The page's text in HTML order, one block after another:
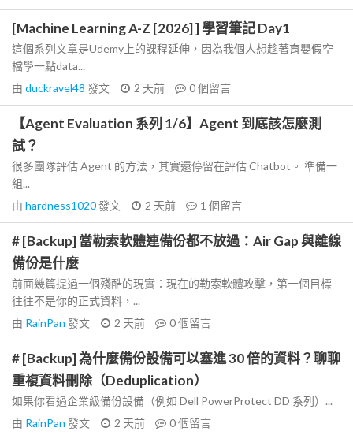
[Machine Learning A-Z [2026] ] 學習筆記 Day1
這個系列文章是Udemy上的課程延伸，因為我個人想趁著育嬰假空
檔學一點data...
由 duckravel48 發文 2 天前 0個留言
【Agent Evaluation 系列 1/6】Agent 到底該怎麼測
試？
很多團隊評估 Agent 的方法，其實還停留在評估 Chatbot。 準備一
組...
由 hardness1020發文 2 天前 1 個留言
# [Backup] 當勒索軟體連備份都不放過：Air Gap 與離線
備份是什麼
前面幾篇提過一個殘酷的現實：現在的勒索軟體攻擊，第一個目標
往往不是你的正式資料，...
由 RainPan 發文 2 天前 0個留言
# [Backup] 為什麼備份設備可以塞進 30 倍的資料？聊聊
重複資料刪除（Deduplication）
如果你看過企業級備份設備（例如 Dell PowerProtect DD 系列）...
由 RainPan 發文 2 天前 0個留言